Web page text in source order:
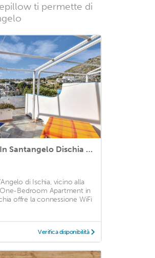
ti permette di
Amazing Apartment In Santangelo Dischia With 1 Bedrooms And Wifi
di Ischia, vicino alla
One-Bedroom Apartment in
offre la connessione WiFi
Verifica disponibilità